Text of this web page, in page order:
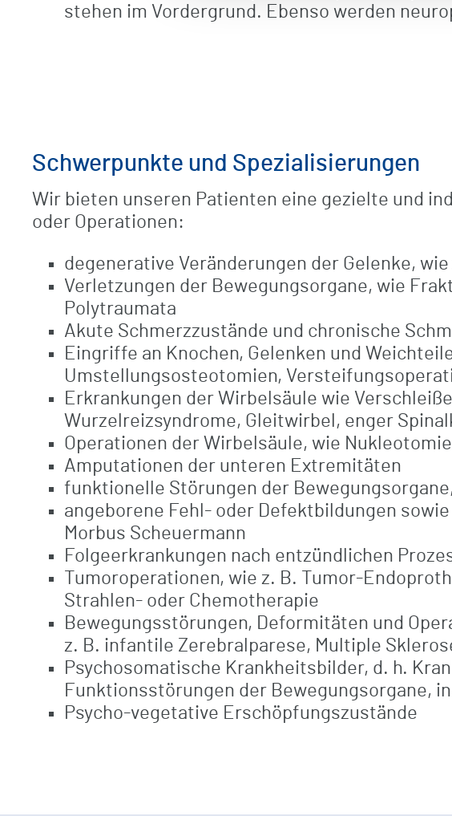
stehen im Vordergrund. Ebenso werden
Schwerpunkte und Spezialisierungen
Wir bieten unseren Patienten eine gezielte und
oder Operationen:
degenerative Veränderungen der Gelenke,
Verletzungen der Bewegungsorgane, wie
Polytraumata
Akute Schmerzzustände und chronische
Eingriffe an Knochen, Gelenken und
Umstellungsosteotomien,
Erkrankungen der Wirbelsäule wie
Wurzelreizsyndrome, Gleitwirbel, enger
Operationen der Wirbelsäule, wie
Amputationen der unteren Extremitäten
funktionelle Störungen der
angeborene Fehl- oder Defektbildungen
Morbus Scheuermann
Folgeerkrankungen nach entzündlichen
Tumoroperationen, wie z. B. Tumor-
Strahlen- oder Chemotherapie
Bewegungsstörungen, Deformitäten und
z. B. infantile Zerebralparese, Multiple
Psychosomatische Krankheitsbilder, d. h.
Funktionsstörungen der Bewegungsorgane,
Psycho-vegetative Erschöpfungszustände